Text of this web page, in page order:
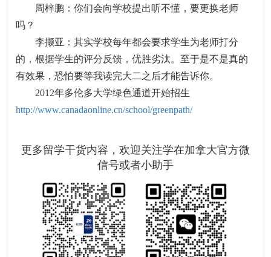
周梓鹏：你们会向学校提出听不懂，要更换老师
吗？
李撷亚：其实学校每年都会要求学生为老师打分
的，根据学生的评分反馈，优胜劣汰。至于是不是真的
有效果，恐怕要等我读完大二之后才能告诉你。
2012年多伦多大学绿色通道开始招生
http://www.canadaonline.cn/school/greenpath/
更多留学干货内容，欢迎关注学在加拿大官方微
信号或者小助手